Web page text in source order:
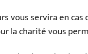
vous servira en
la charité vous